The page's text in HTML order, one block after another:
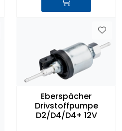
Eberspächer
Drivstoffpumpe
D2/D4/D4+ 12V